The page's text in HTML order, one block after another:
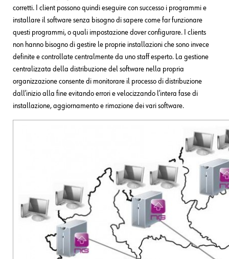
corretti. I client possono quindi eseguire con successo i programmi e
installare il software senza bisogno di sapere come far funzionare
questi programmi, o quali impostazione dover configurare. I clients
non hanno bisogno di gestire le proprie installazioni che sono invece
definite e controllate centralmente da uno staff esperto. La gestione
centralizzata della distribuzione del software nella propria
organizzazione consente di monitorare il processo di distribuzione
dall’inizio alla fine evitando errori e velocizzando l’intera fase di
installazione, aggiornamento e rimozione dei vari software.